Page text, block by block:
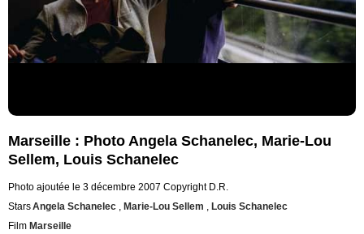
Marseille : Photo Angela Schanelec, Marie-Lou
Sellem, Louis Schanelec
Photo ajoutée le 3 décembre 2007 Copyright D.R.
StarsAngela Schanelec , Marie-Lou Sellem , Louis Schanelec
Film Marseille